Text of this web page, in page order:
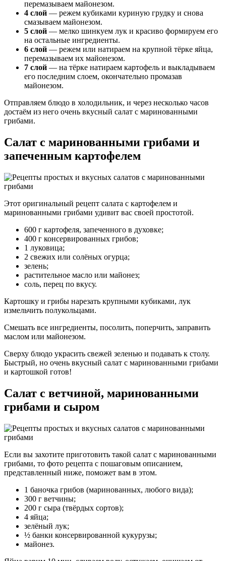
перемазываем майонезом.
4 слой — режем кубиками куриную грудку и снова
смазываем майонезом.
5 слой — мелко шинкуем лук и красиво формируем его
на остальные ингредиенты.
6 слой — режем или натираем на крупной тёрке яйца,
перемазываем их майонезом.
7 слой — на тёрке натираем картофель и выкладываем
его последним слоем, окончательно промазав
майонезом.
Отправляем блюдо в холодильник, и через несколько часов
достаём из него очень вкусный салат с маринованными
грибами.
Салат с маринованными грибами и
запеченным картофелем
Этот оригинальный рецепт салата с картофелем и
маринованными грибами удивит вас своей простотой.
600 г картофеля, запеченного в духовке;
400 г консервированных грибов;
1 луковица;
2 свежих или солёных огурца;
зелень;
растительное масло или майонез;
соль, перец по вкусу.
Картошку и грибы нарезать крупными кубиками, лук
измельчить полукольцами.
Смешать все ингредиенты, посолить, поперчить, заправить
маслом или майонезом.
Сверху блюдо украсить свежей зеленью и подавать к столу.
Быстрый, но очень вкусный салат с маринованными грибами
и картошкой готов!
Салат с ветчиной, маринованными
грибами и сыром
Если вы захотите приготовить такой салат с маринованными
грибами, то фото рецепта с пошаговым описанием,
представленный ниже, поможет вам в этом.
1 баночка грибов (маринованных, любого вида);
300 г ветчины;
200 г сыра (твёрдых сортов);
4 яйца;
зелёный лук;
½ банки консервированной кукурузы;
майонез.